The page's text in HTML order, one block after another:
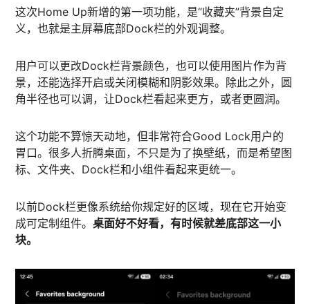
这次Home Up新增的第一项功能，是“收藏夹”背景自定
义，也就是主屏幕底部Dock栏的外观调整。
用户可以更改Dock栏背景颜色，也可以使用图片作为背
景，还能选择开启或关闭模糊和阴影效果。除此之外，圆
角半径也可以调，让Dock栏看起来更方，或者更圆润。
这个功能不算惊天动地，但非常符合Good Lock用户的
胃口。很多人折腾桌面，不只是为了换壁纸，而是希望图
标、文件夹、Dock栏和小组件看起来更统一。
以前Dock栏更像系统给你规定好的区域，现在它开始变
成可定制组件。桌面好不好看，有时候就差底部这一小
块。